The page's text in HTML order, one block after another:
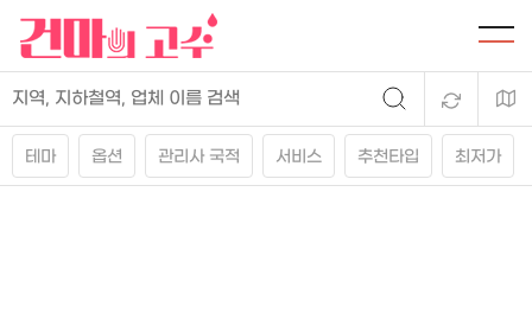
테마 옵션 관리사 국적 서비스 추천타입 최저가